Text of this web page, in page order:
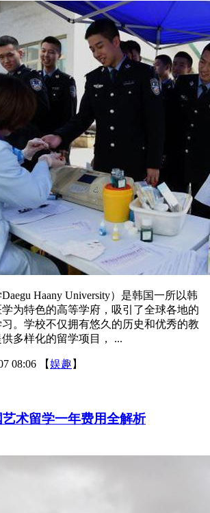
Haany University）是韩国一所以韩
为特色的高等学府，吸引了全球各地的
。学校不仅拥有悠久的历史和优秀的教
多样化的留学项目， ...
08:06 【娱趣 】
术留学一年费用全解析